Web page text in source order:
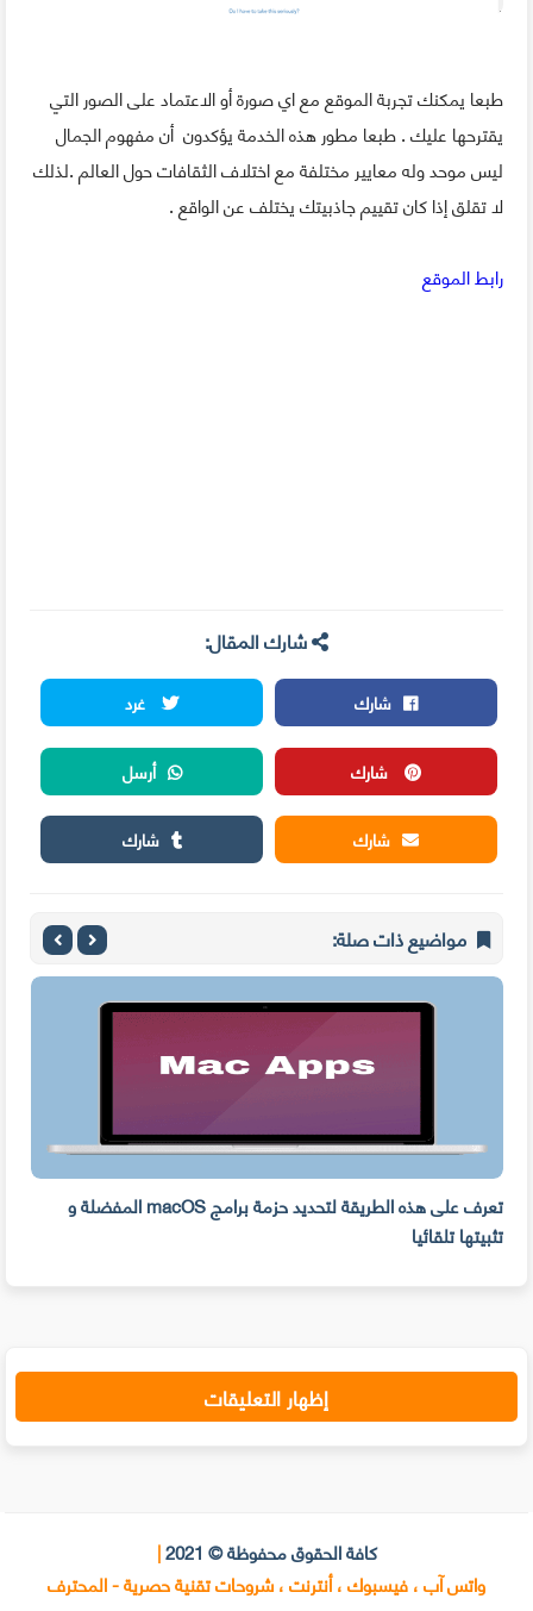
طبعا يمكنك تجربة الموقع مع اي صورة أو الاعتماد على الصور التي
يقترحها عليك . طبعا مطور هذه الخدمة يؤكدون أن مفهوم الجمال
ليس موحد وله معايير مختلفة مع اختلاف الثقافات حول العالم .لذلك
لا تقلق إذا كان تقييم جاذبيتك يختلف عن الواقع .
رابط الموقع
شارك المقال:
شارك
غرد
شارك
أرسل
شارك
شارك
مواضيع ذات صلة:
تعرف على هذه الطريقة لتحديد حزمة برامج macOS المفضلة و
تثبيتها تلقائيا
إظهار التعليقات
كافة الحقوق محفوظة © 2021 |
واتس آب ، فيسبوك ، أنترنت ، شروحات تقنية حصرية - المحترف